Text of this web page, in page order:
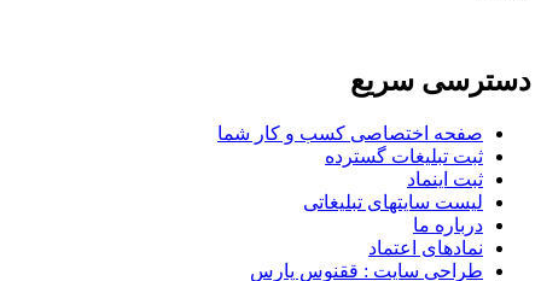
دسترسی سریع
صفحه اختصاصی کسب و کار شما
ثبت تبلیغات گسترده
ثبت اینماد
لیست سایتهای تبلیغاتی
درباره ما
نمادهای اعتماد
طراحی سایت : ققنوس پارس